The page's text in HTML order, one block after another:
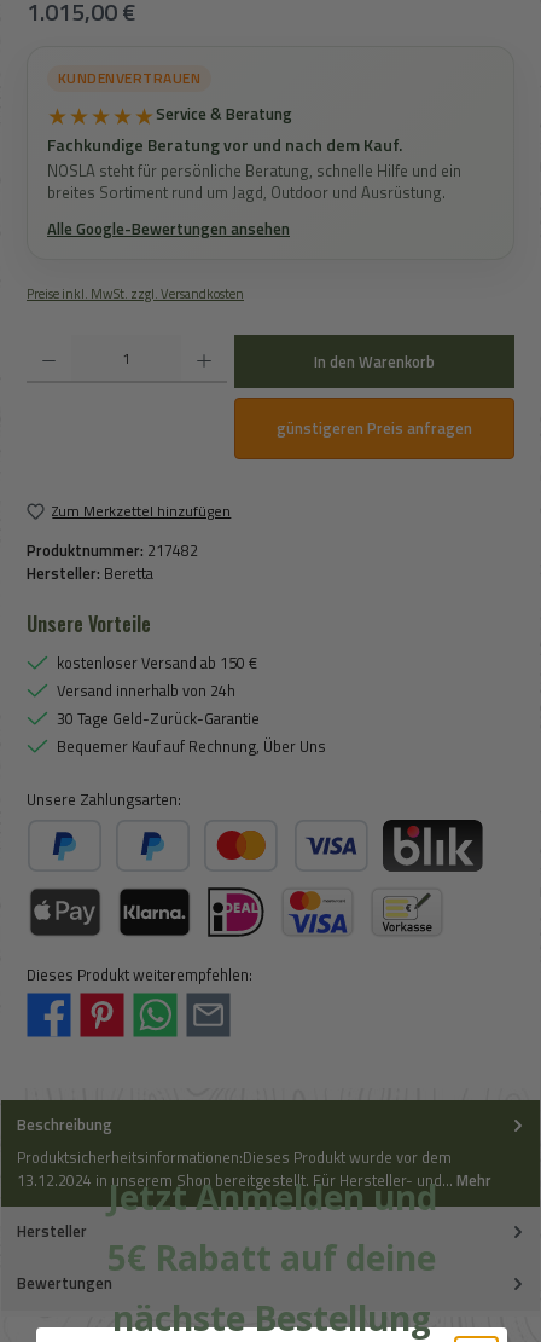
1.015,00 €
KUNDENVERTRAUEN
★★★★★Service & Beratung
Fachkundige Beratung vor und nach dem Kauf.
NOSLA steht für persönliche Beratung, schnelle Hilfe und ein
breites Sortiment rund um Jagd, Outdoor und Ausrüstung.
Alle Google-Bewertungen ansehen
Preise inkl. MwSt. zzgl. Versandkosten
In den Warenkorb
günstigeren Preis anfragen
Zum Merkzettel hinzufügen
Produktnummer: 217482
Hersteller: Beretta
Unsere Vorteile
kostenloser Versand ab 150 €
Versand innerhalb von 24h
30 Tage Geld-Zurück-Garantie
Bequemer Kauf auf Rechnung, Über Uns
Unsere Zahlungsarten:
PayPal Später BezahlenKredit- oder Debitkarte
Dieses Produkt weiterempfehlen:
Beschreibung
Produktsicherheitsinformationen:Dieses Produkt wurde vor dem
13.12.2024 in unserem Shop bereitgestellt. Für Hersteller- und… Mehr
Hersteller
Bewertungen
Jetzt Anmelden und
5€ Rabatt auf deine
nächste Bestellung